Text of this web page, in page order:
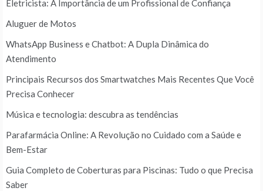
Eletricista: A Importância de um Profissional de Confiança
Aluguer de Motos
WhatsApp Business e Chatbot: A Dupla Dinâmica do
Atendimento
Principais Recursos dos Smartwatches Mais Recentes Que Você
Precisa Conhecer
Música e tecnologia: descubra as tendências
Parafarmácia Online: A Revolução no Cuidado com a Saúde e
Bem-Estar
Guia Completo de Coberturas para Piscinas: Tudo o que Precisa
Saber